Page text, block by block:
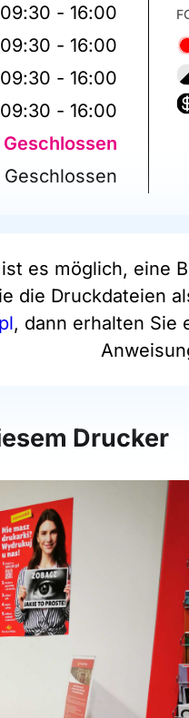
09:30 - 16:00
09:30 - 16:00
09:30 - 16:00
09:30 - 16:00
Geschlossen
Geschlossen
es möglich, eine
die Druckdateien
, dann erhalten Sie
Drucker